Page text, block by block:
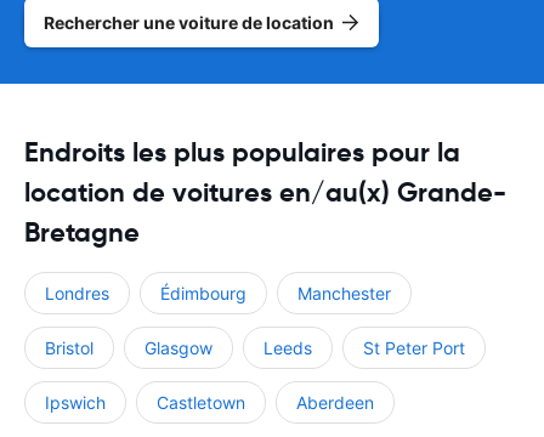
Rechercher une voiture de location
Endroits les plus populaires pour la
location de voitures en/au(x) Grande-
Bretagne
Londres Édimbourg Manchester
Bristol Glasgow Leeds St Peter Port
Ipswich Castletown Aberdeen